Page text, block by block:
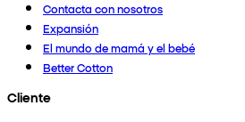
Contacta con nosotros
Expansión
El mundo de mamá y el bebé
Better Cotton
Cliente